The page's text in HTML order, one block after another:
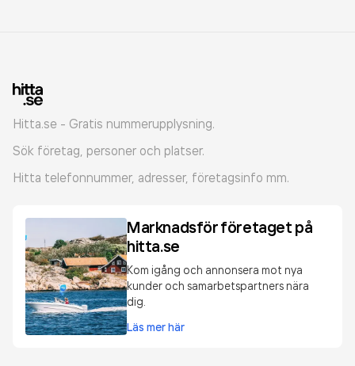
Hitta.se - Gratis nummerupplysning.
Sök företag, personer och platser.
Hitta telefonnummer, adresser, företagsinfo mm.
Marknadsför företaget på
hitta.se
Kom igång och annonsera mot nya
kunder och samarbetspartners nära
dig.
Läs mer här